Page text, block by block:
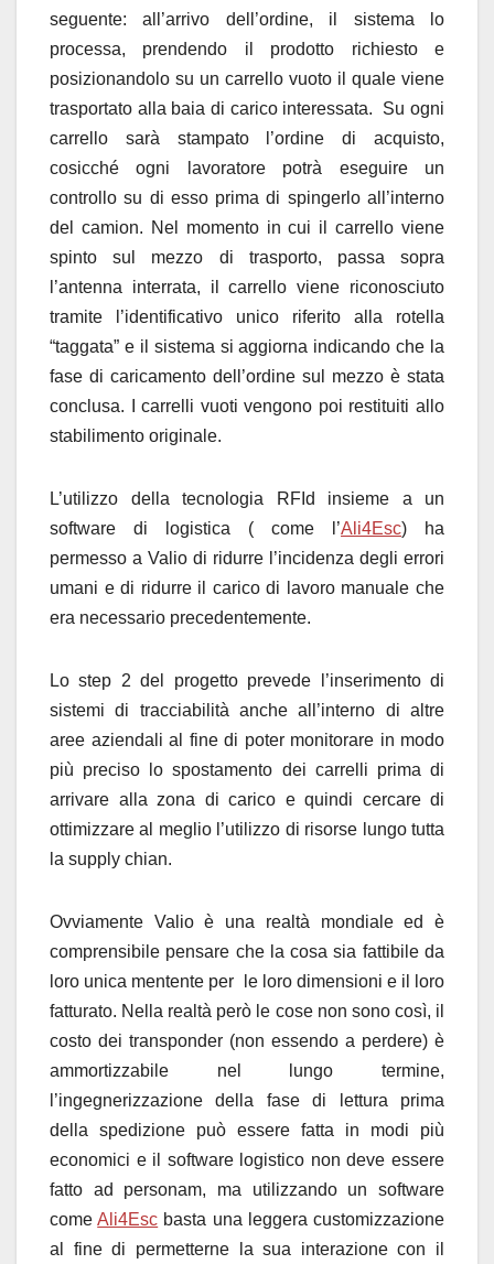
seguente: all’arrivo dell’ordine, il sistema lo
processa, prendendo il prodotto richiesto e
posizionandolo su un carrello vuoto il quale viene
trasportato alla baia di carico interessata. Su ogni
carrello sarà stampato l’ordine di acquisto,
cosicché ogni lavoratore potrà eseguire un
controllo su di esso prima di spingerlo all’interno
del camion. Nel momento in cui il carrello viene
spinto sul mezzo di trasporto, passa sopra
l’antenna interrata, il carrello viene riconosciuto
tramite l’identificativo unico riferito alla rotella
“taggata” e il sistema si aggiorna indicando che la
fase di caricamento dell’ordine sul mezzo è stata
conclusa. I carrelli vuoti vengono poi restituiti allo
stabilimento originale.
L’utilizzo della tecnologia RFId insieme a un
software di logistica ( come l’Ali4Esc) ha
permesso a Valio di ridurre l’incidenza degli errori
umani e di ridurre il carico di lavoro manuale che
era necessario precedentemente.
Lo step 2 del progetto prevede l’inserimento di
sistemi di tracciabilità anche all’interno di altre
aree aziendali al fine di poter monitorare in modo
più preciso lo spostamento dei carrelli prima di
arrivare alla zona di carico e quindi cercare di
ottimizzare al meglio l’utilizzo di risorse lungo tutta
la supply chian.
Ovviamente Valio è una realtà mondiale ed è
comprensibile pensare che la cosa sia fattibile da
loro unica mentente per le loro dimensioni e il loro
fatturato. Nella realtà però le cose non sono così, il
costo dei transponder (non essendo a perdere) è
ammortizzabile nel lungo termine,
l’ingegnerizzazione della fase di lettura prima
della spedizione può essere fatta in modi più
economici e il software logistico non deve essere
fatto ad personam, ma utilizzando un software
comeAli4Esc basta una leggera customizzazione
al fine di permetterne la sua interazione con il